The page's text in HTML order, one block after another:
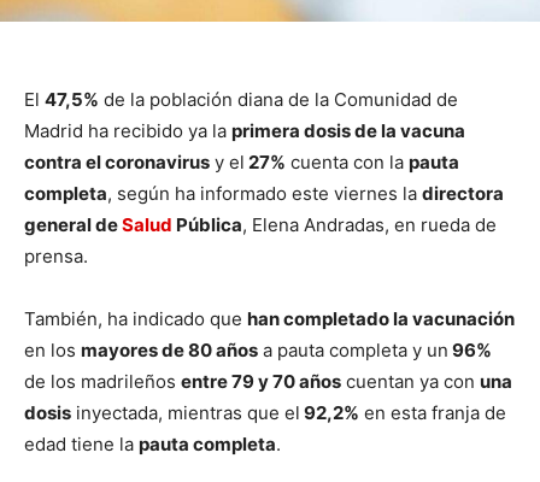
El 47,5% de la población diana de la Comunidad de
Madrid ha recibido ya la primera dosis de la vacuna
contra el coronavirus y el 27% cuenta con la pauta
completa, según ha informado este viernes la directora
general deSalud Pública, Elena Andradas, en rueda de
prensa.
También, ha indicado que han completado la vacunación
en los mayores de 80 años a pauta completa y un 96%
de los madrileños entre 79 y 70 años cuentan ya con una
dosis inyectada, mientras que el 92,2% en esta franja de
edad tiene la pauta completa.